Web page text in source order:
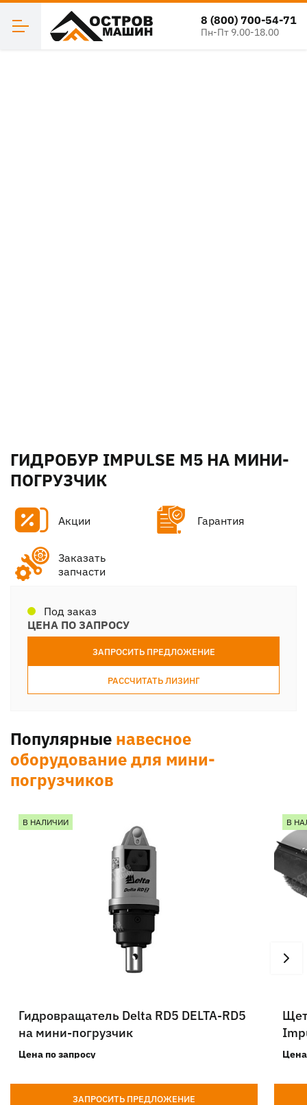
8 (800) 700-54-71
Пн-Пт 9.00-18.00
ГИДРОБУР IMPULSE M5 НА МИНИ-
ПОГРУЗЧИК
Акции Гарантия
Заказать
запчасти
Под заказ
ЦЕНА ПО ЗАПРОСУ
ЗАПРОСИТЬ ПРЕДЛОЖЕНИЕ
РАССЧИТАТЬ ЛИЗИНГ
Популярные навесное
оборудование для мини-
погрузчиков
В НАЛИЧИИ
Гидровращатель Delta RD5 DELTA-RD5
на мини-погрузчик
Цена по запросу
ЗАПРОСИТЬ ПРЕДЛОЖЕНИЕ
В